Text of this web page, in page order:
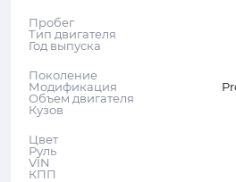
Пробег
Тип двигателя
Год выпуска
Поколение
Модификация
Объем двигателя
Кузов
Цвет
Руль
VIN
КПП